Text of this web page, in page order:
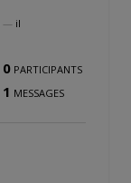
— il
0 PARTICIPANTS
1 MESSAGES